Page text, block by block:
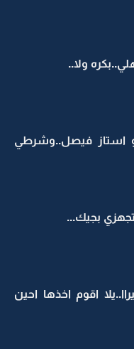
ولا..
استاز فيصل..وشرطي
بجيك...
اقوم اخذها احين